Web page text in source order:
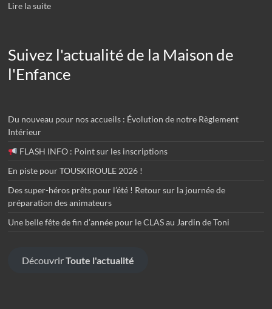
Lire la suite
Suivez l'actualité de la Maison de
l'Enfance
Du nouveau pour nos accueils : Évolution de notre Règlement
Intérieur
FLASH INFO : Point sur les inscriptions
En piste pour TOUSKIROULE 2026 !
Des super-héros prêts pour l’été ! Retour sur la journée de
préparation des animateurs
Une belle fête de fin d’année pour le CLAS au Jardin de Toni
DécouvrirToute l'actualité